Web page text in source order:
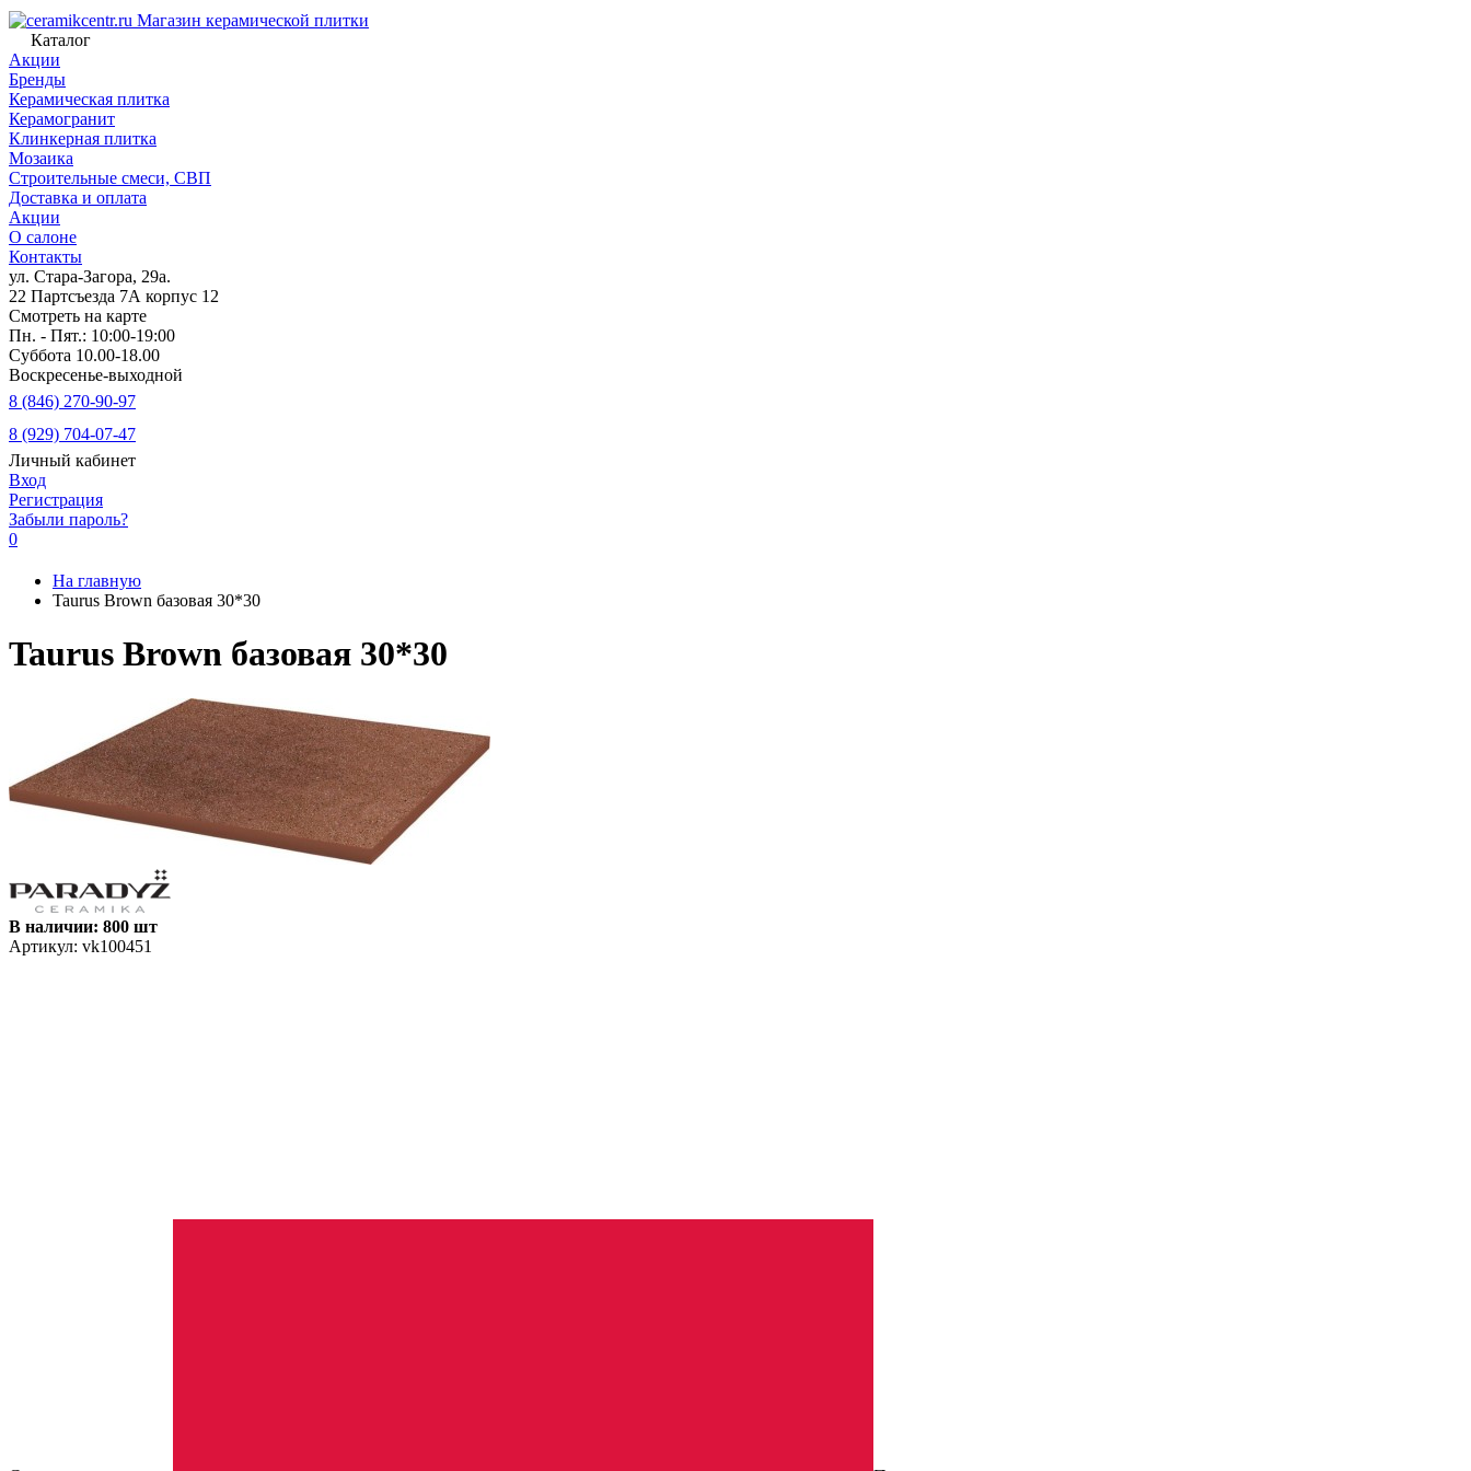
Магазин керамической плитки
Каталог
Акции
Бренды
Керамическая плитка
Керамогранит
Клинкерная плитка
Мозаика
Строительные смеси, СВП
Доставка и оплата
Акции
О салоне
Контакты
ул. Стара-Загора, 29а.
22 Партсъезда 7А корпус 12
Смотреть на карте
Пн. - Пят.: 10:00-19:00
Суббота 10.00-18.00
Воскресенье-выходной
8 (846) 270-90-97
8 (929) 704-07-47
Личный кабинет
Вход
Регистрация
Забыли пароль?
0
На главную
Taurus Brown базовая 30*30
Taurus Brown базовая 30*30
В наличии: 800 шт
Артикул: vk100451